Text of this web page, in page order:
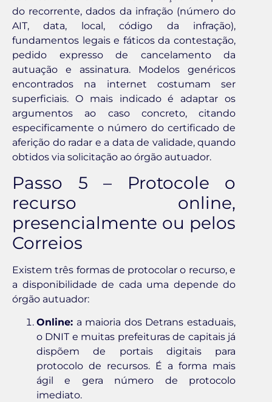
do recorrente, dados da infração (número do
AIT, data, local, código da infração),
fundamentos legais e fáticos da contestação,
pedido expresso de cancelamento da
autuação e assinatura. Modelos genéricos
encontrados na internet costumam ser
superficiais. O mais indicado é adaptar os
argumentos ao caso concreto, citando
especificamente o número do certificado de
aferição do radar e a data de validade, quando
obtidos via solicitação ao órgão autuador.
Passo 5 – Protocole o
recurso online,
presencialmente ou pelos
Correios
Existem três formas de protocolar o recurso, e
a disponibilidade de cada uma depende do
órgão autuador:
Online: a maioria dos Detrans estaduais,
o DNIT e muitas prefeituras de capitais já
dispõem de portais digitais para
protocolo de recursos. É a forma mais
ágil e gera número de protocolo
imediato.